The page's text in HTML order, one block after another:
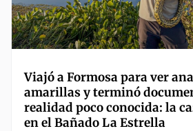
Viajó a Formosa para ver
amarillas y terminó
realidad poco conocida: la
en el Bañado La Estrella